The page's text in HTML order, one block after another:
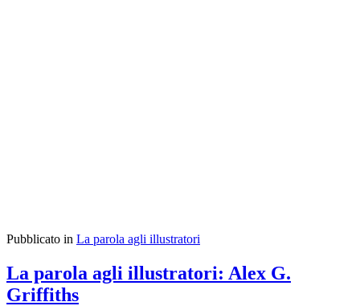
Pubblicato in La parola agli illustratori
La parola agli illustratori: Alex G.
Griffiths